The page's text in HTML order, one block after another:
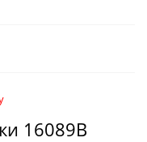
16089B